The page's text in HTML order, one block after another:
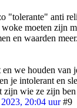
"tolerante" anti
moeten zijn
en waarden
en we houden van
je intolerant en
zijn wie ze zijn ben
20:04 uur #9